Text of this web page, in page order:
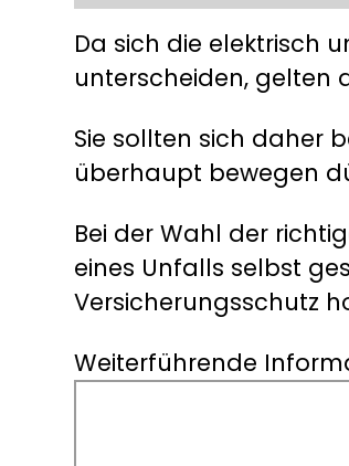
Da sich die elektrisch
unterscheiden, gelten
Sie sollten sich daher
überhaupt bewegen
Bei der Wahl der
eines Unfalls selbst
Versicherungsschutz
Weiterführende